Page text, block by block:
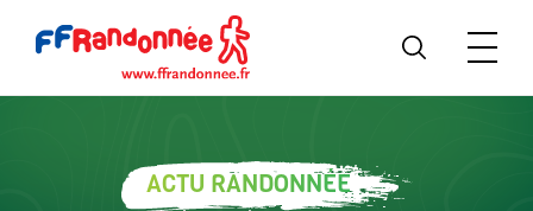
ACTU RANDONNÉE